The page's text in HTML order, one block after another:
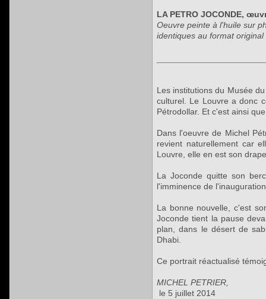
LA PETRO JOCONDE,
Oeuvre peinte à l'huile sur
identiques au format
Les institutions du Musée
culturel. Le Louvre a donc
Pétrodollar. Et c'est ainsi
Dans l'oeuvre de Michel
revient naturellement car
Louvre, elle en est son
La Joconde quitte son
l'imminence de
La bonne nouvelle, c'est
Joconde tient la pause
plan, dans le désert de
Dhabi.
Ce portrait réactualisé
MICHEL PETRIER,
le 5 juillet 2014